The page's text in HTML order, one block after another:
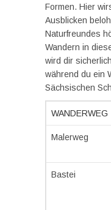
Formen. Hier
Ausblicken
Naturfreundes
Wandern in
wird dir
während du ein
Sächsischen
WANDERWEG
Malerweg
Bastei